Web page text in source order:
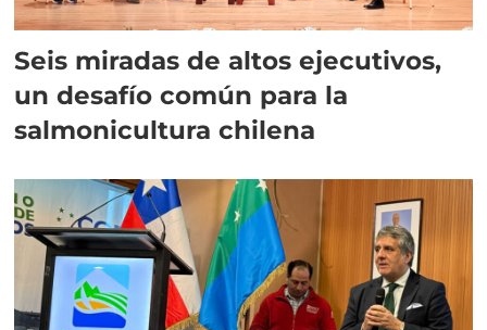
Seis miradas de altos ejecutivos,
un desafío común para la
salmonicultura chilena